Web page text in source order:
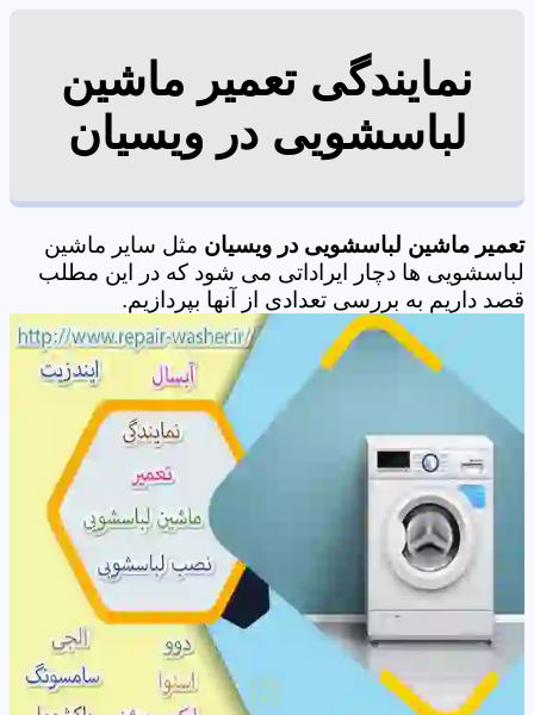
نمایندگی تعمیر ماشین
لباسشویی در ویسیان
تعمیر ماشین لباسشویی در ویسیان مثل سایر ماشین
لباسشویی ها دچار ایراداتی می شود که در این مطلب
قصد داریم به بررسی تعدادی از آنها بپردازیم.